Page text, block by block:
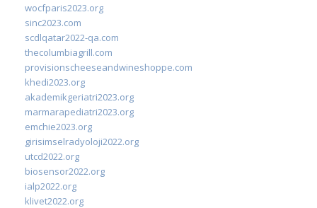
wocfparis2023.org
sinc2023.com
scdlqatar2022-qa.com
thecolumbiagrill.com
provisionscheeseandwineshoppe.com
khedi2023.org
akademikgeriatri2023.org
marmarapediatri2023.org
emchie2023.org
girisimselradyoloji2022.org
utcd2022.org
biosensor2022.org
ialp2022.org
klivet2022.org